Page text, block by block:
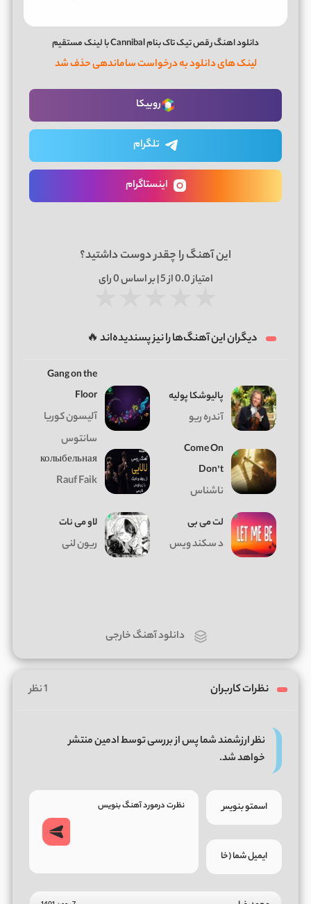
دانلود اهنگ رقص تیک تاک بنام Cannibal با لینک مستقیم
لینک های دانلود به درخواست ساماندهی حذف شد
روبیکا
تلگرام
اینستاگرام
این آهنگ را چقدر دوست داشتید؟
امتیاز0.0از 5 | بر اساس 0رای
دیگران این آهنگ‌ها را نیز پسندیده‌اند 🔥
پالیوشکا پولیه
آندره ریو
Gang on the
Floor
آلیسون کوریا
سانتوس
Come On
Don’t
ناشناس
колыбельная
Rauf Faik
لت می بی
د سکند ویس
لاو می نات
ریون لنی
دانلود آهنگ خارجی
نظرات کاربران 1 نظر
نظر ارزشمند شما پس از بررسی توسط ادمین منتشر
خواهد شد.